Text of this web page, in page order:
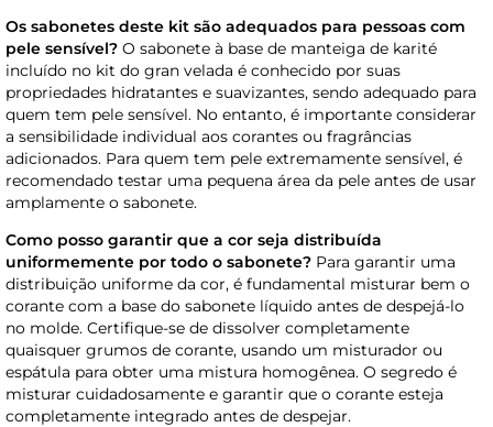
Os sabonetes deste kit são adequados para pessoas com
pele sensível? O sabonete à base de manteiga de karité
incluído no kit do gran velada é conhecido por suas
propriedades hidratantes e suavizantes, sendo adequado para
quem tem pele sensível. No entanto, é importante considerar
a sensibilidade individual aos corantes ou fragrâncias
adicionados. Para quem tem pele extremamente sensível, é
recomendado testar uma pequena área da pele antes de usar
amplamente o sabonete.
Como posso garantir que a cor seja distribuída
uniformemente por todo o sabonete? Para garantir uma
distribuição uniforme da cor, é fundamental misturar bem o
corante com a base do sabonete líquido antes de despejá-lo
no molde. Certifique-se de dissolver completamente
quaisquer grumos de corante, usando um misturador ou
espátula para obter uma mistura homogênea. O segredo é
misturar cuidadosamente e garantir que o corante esteja
completamente integrado antes de despejar.